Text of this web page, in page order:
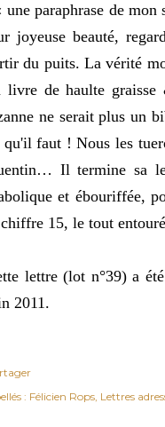
une paraphrase de
joyeuse beauté,
du puits. La vérité
livre de haulte
ne serait plus un
qu'il faut ! Nous les
Il termine sa
et ébouriffée,
15, le tout
lettre (lot n°39) a
2011.
: Félicien Rops Lettres